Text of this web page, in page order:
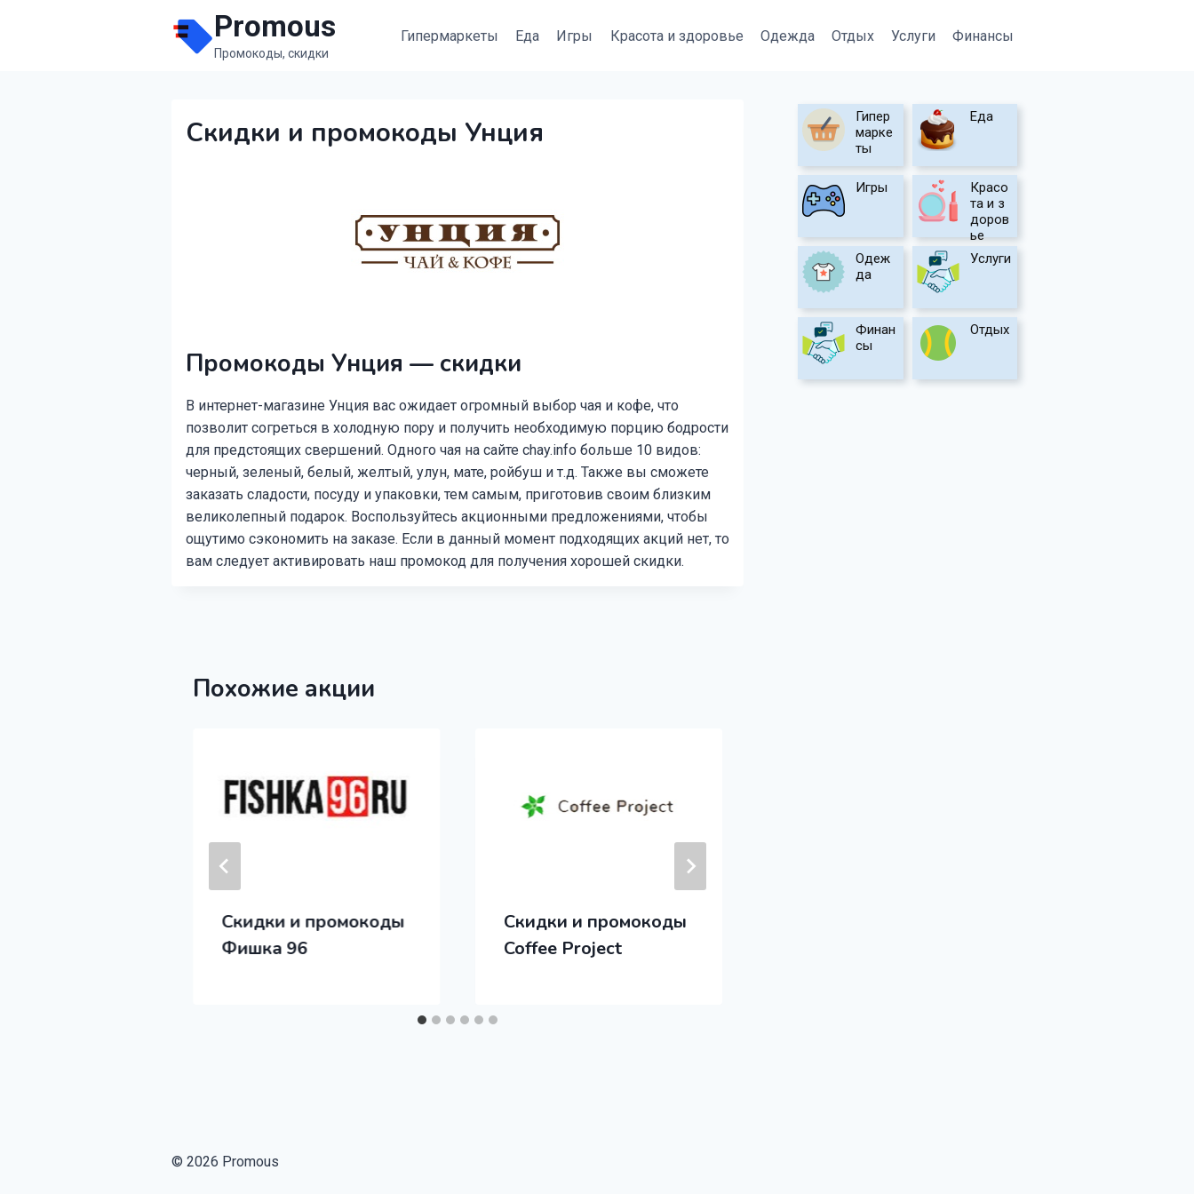
Promous
Промокоды, скидки
Гипермаркеты Еда Игры Красота и здоровье Одежда Отдых Услуги Финансы
Скидки и промокоды Унция
Промокоды Унция — скидки
В интернет-магазине Унция вас ожидает огромный выбор чая и кофе, что
позволит согреться в холодную пору и получить необходимую порцию бодрости
для предстоящих свершений. Одного чая на сайте chay.info больше 10 видов:
черный, зеленый, белый, желтый, улун, мате, ройбуш и т.д. Также вы сможете
заказать сладости, посуду и упаковки, тем самым, приготовив своим близким
великолепный подарок. Воспользуйтесь акционными предложениями, чтобы
ощутимо сэкономить на заказе. Если в данный момент подходящих акций нет, то
вам следует активировать наш промокод для получения хорошей скидки.
Похожие акции
Скидки и промокоды
Фишка 96
Скидки и промокоды
Coffee Project
Гипер
марке
ты
Еда
Игры
Красо
та и з
доров
ье
Одеж
да
Услуги
Финан
сы
Отдых
© 2026 Promous